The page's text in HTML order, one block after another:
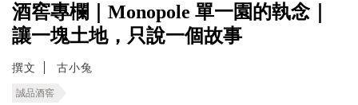
酒窖專欄｜Monopole 單一園的執念｜
讓一塊土地，只說一個故事
撰文 古小兔
誠品酒窖